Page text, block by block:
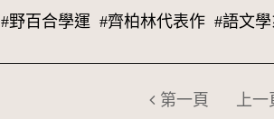
#野百合學運 #齊柏林代表作 #語文學
第一頁 上一